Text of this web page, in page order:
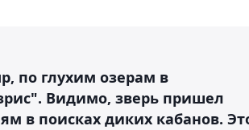
по глухим озерам в
Видимо, зверь пришел
в поисках диких кабанов.